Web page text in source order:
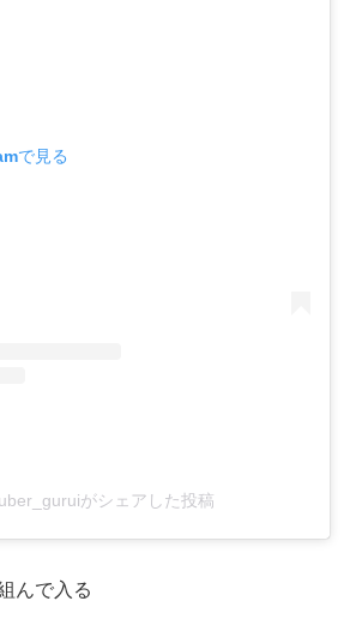
で見る
がシェアした投稿
んで入る